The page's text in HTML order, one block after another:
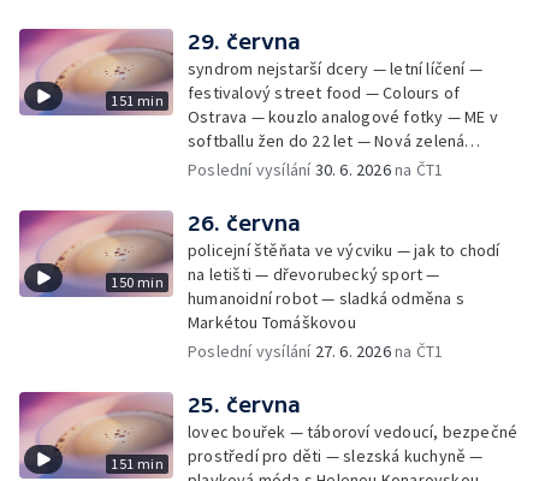
151 min
29. června
syndrom nejstarší dcery — letní líčení —
festivalový street food — Colours of
Ostrava — kouzlo analogové fotky — ME v
softballu žen do 22 let — Nová zelená
úsporám — Global Teacher Prize Czech
Poslední vysílání30. 6. 2026na ČT1
150 min
26. června
policejní štěňata ve výcviku — jak to chodí
na letišti — dřevorubecký sport —
humanoidní robot — sladká odměna s
Markétou Tomáškovou
Poslední vysílání 27. 6. 2026na ČT1
151 min
25. června
lovec bouřek — táboroví vedoucí, bezpečné
prostředí pro děti — slezská kuchyně —